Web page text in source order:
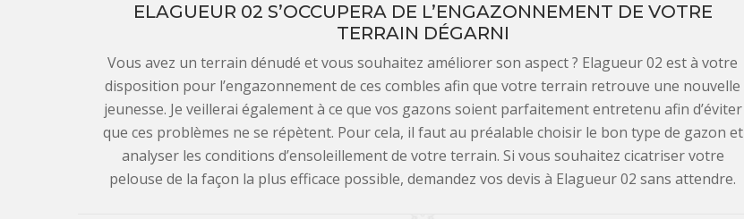
ELAGUEUR 02 S’OCCUPERA DE L’ENGAZONNEMENT DE VOTRE
TERRAIN DÉGARNI
Vous avez un terrain dénudé et vous souhaitez améliorer son aspect ? Elagueur 02 est à votre
disposition pour l’engazonnement de ces combles afin que votre terrain retrouve une nouvelle
jeunesse. Je veillerai également à ce que vos gazons soient parfaitement entretenu afin d’éviter
que ces problèmes ne se répètent. Pour cela, il faut au préalable choisir le bon type de gazon et
analyser les conditions d’ensoleillement de votre terrain. Si vous souhaitez cicatriser votre
pelouse de la façon la plus efficace possible, demandez vos devis à Elagueur 02 sans attendre.